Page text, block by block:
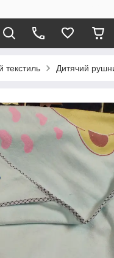
текстиль Дитячий